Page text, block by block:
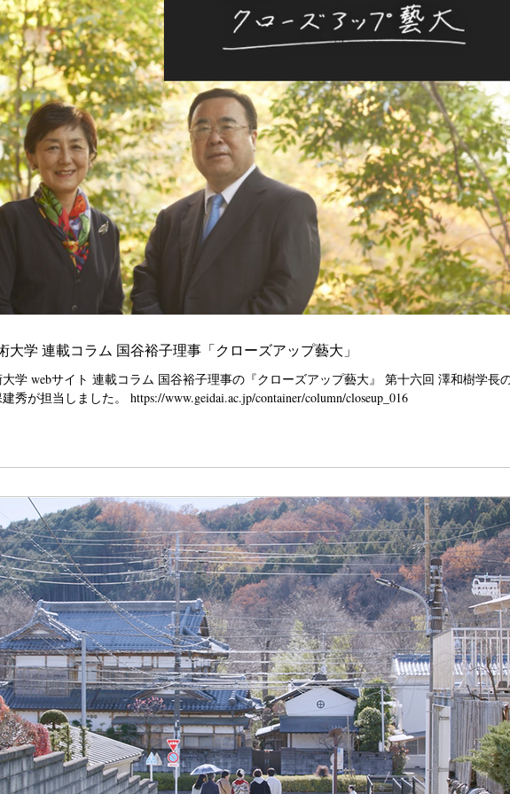
大学 連載コラム 国谷裕子理事「クローズアップ藝大」
学 webサイト 連載コラム 国谷裕子理事の『クローズアップ藝大』 第十六回 澤和樹学長
秀が担当しました。 https://www.geidai.ac.jp/container/column/closeup_016